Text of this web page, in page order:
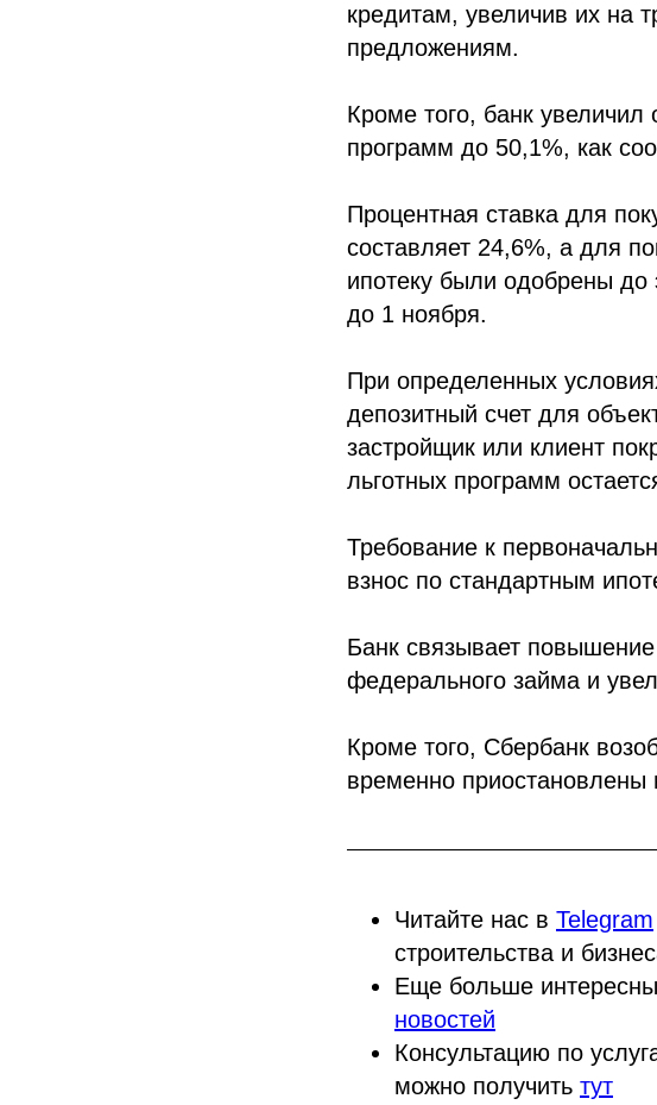
кредитам, увеличив их на
предложениям.
Кроме того, банк
программ до 50,1%, как
Процентная ставка для
составляет 24,6%, а для
ипотеку были одобрены до
до 1 ноября.
При определенных
депозитный счет для
застройщик или клиент
льготных программ
Требование к
взнос по стандартным
Банк связывает
федерального займа и
Кроме того, Сбербанк
временно приостановлены
Читайте нас в Telegram
строительства и
Еще больше
новостей
Консультацию по
можно получить тут